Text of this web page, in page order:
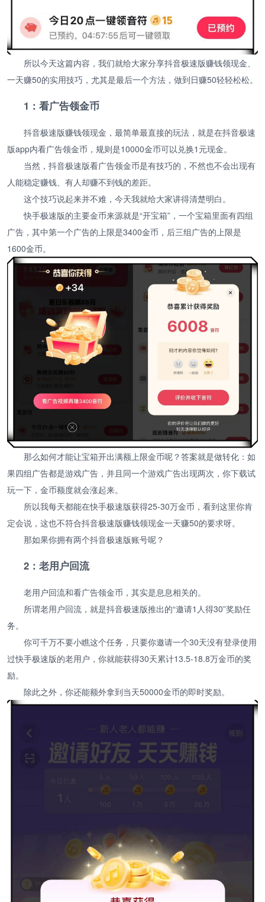
所以今天这篇内容，我们就给大家分享抖音极速版赚钱领现金、
一天赚50的实用技巧，尤其是最后一个方法，做到日赚50轻轻松松。
1：看广告领金币
抖音极速版赚钱领现金，最简单最直接的玩法，就是在抖音极速
版app内看广告领金币，规则是10000金币可以兑换1元现金。
当然，抖音极速版看广告领金币是有技巧的，不然也不会出现有
人能稳定赚钱、有人却赚不到钱的差距。
这个技巧说起来并不难，今天我就给大家讲得清楚明白。
快手极速版的主要金币来源就是“开宝箱”，一个宝箱里面有四组
广告，其中第一个广告的上限是3400金币，后三组广告的上限是
1600金币。
那么如何才能让宝箱开出满额上限金币呢？答案就是做转化：如
果四组广告都是游戏广告，并且同一个游戏广告出现两次，你下载试
玩一下，金币额度就会涨起来。
所以我每天都能在快手极速版获得25-30万金币，看到这里你肯
定会说，这也不符合抖音极速版赚钱领现金一天赚50的要求呀。
那如果你拥有两个抖音极速版账号呢？
2：老用户回流
老用户回流和看广告领金币，其实是息息相关的。
所谓老用户回流，就是抖音极速版推出的“邀请1人得30”奖励任
务。
你可千万不要小瞧这个任务，只要你邀请一个30天没有登录使用
过快手极速版的老用户，你就能获得30天累计13.5-18.8万金币的奖
励。
除此之外，你还能额外拿到当天50000金币的即时奖励。